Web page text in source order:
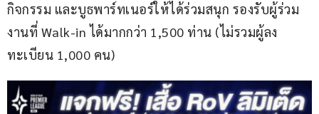
กิจกรรม และบูธพาร์ทเนอร์ให้ได้ร่วมสนุก รองรับผู้ร่วม
งานที่ Walk-in ได้มากกว่า 1,500 ท่าน (ไม่รวมผู้ลง
ทะเบียน 1,000 คน)